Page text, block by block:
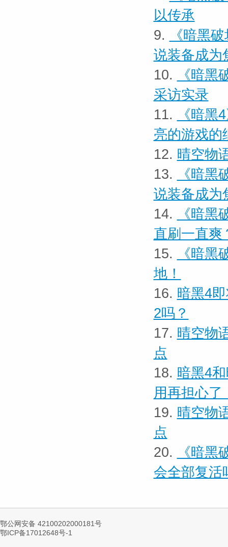
以传承
9.
《暗黑
说装备成为
10.
《暗
采访实录
11.
《暗
亮的游戏的
12. 晴空物
13.
《暗
说装备成为
14.
《暗
直刷一直爽
15.
《暗
地！
16. 暗黑4
2吗？
17. 晴空物
点
18. 暗黑4
用再担心了
19. 晴空物
点
20.
《暗
会全部复活
鄂公网安备 42100202000181号
鄂ICP备17012648号-1